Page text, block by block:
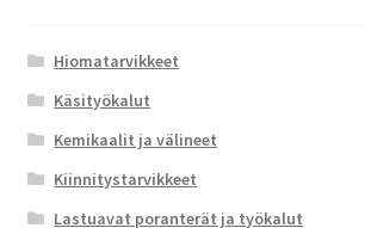
Hiomatarvikkeet
Käsityökalut
Kemikaalit ja välineet
Kiinnitystarvikkeet
Lastuavat poranterät ja työkalut